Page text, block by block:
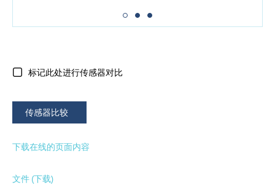
标记此处进行传感器对比
传感器比较
下载在线的页面内容
文件 (下载)